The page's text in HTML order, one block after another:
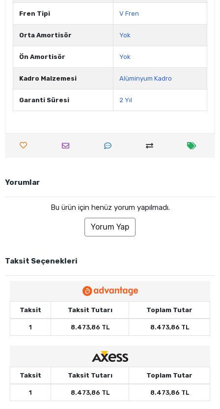
Fren Tipi V Fren
Orta Amortisör Yok
Ön Amortisör Yok
Kadro Malzemesi Alüminyum Kadro
Garanti Süresi 2 Yıl
Yorumlar
Bu ürün için henüz yorum yapılmadı.
Yorum Yap
Taksit Seçenekleri
Taksit Taksit Tutarı Toplam Tutar
1 8.473,86 TL 8.473,86 TL
Taksit Taksit Tutarı Toplam Tutar
1 8.473,86 TL 8.473,86 TL